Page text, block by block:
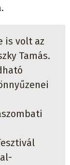
is volt az
Tamás.